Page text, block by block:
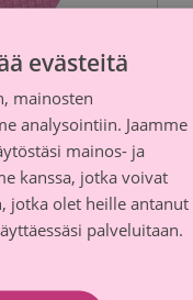
evästeitä
mainosten
analysointiin. Jaamme
mainos- ja
kanssa, jotka voivat
jotka olet heille antanut
palveluitaan.